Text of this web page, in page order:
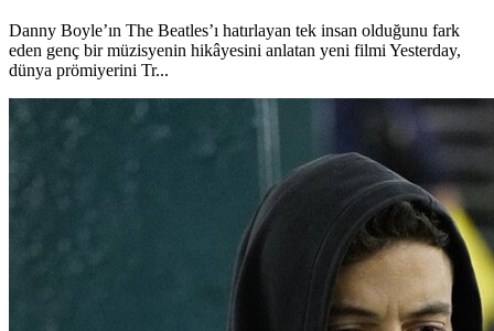
Danny Boyle’ın The Beatles’ı hatırlayan tek insan olduğunu fark
eden genç bir müzisyenin hikâyesini anlatan yeni filmi Yesterday,
dünya prömiyerini Tr...